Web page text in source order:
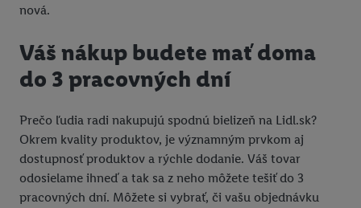
nová.
Váš nákup budete mať doma
do 3 pracovných dní
Prečo ľudia radi nakupujú spodnú bielizeň na Lidl.sk?
Okrem kvality produktov, je významným prvkom aj
dostupnosť produktov a rýchle dodanie. Váš tovar
odosielame ihneď a tak sa z neho môžete tešiť do 3
pracovných dní. Môžete si vybrať, či vašu objednávku